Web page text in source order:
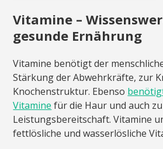
Vitamine –
gesunde Ernährung
Vitamine benötigt der
Stärkung der Abwehrkräfte, zur
Knochenstruktur. Ebenso
Vitamine für die Haur und auch
Leistungsbereitschaft. Vitamine
fettlösliche und wasserlösliche